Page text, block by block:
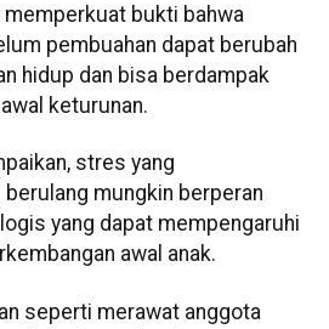
memperkuat bukti bahwa
pembuahan dapat berubah
hidup dan bisa berdampak
keturunan.
stres yang
mungkin berperan
yang dapat mempengaruhi
awal anak.
seperti merawat anggota